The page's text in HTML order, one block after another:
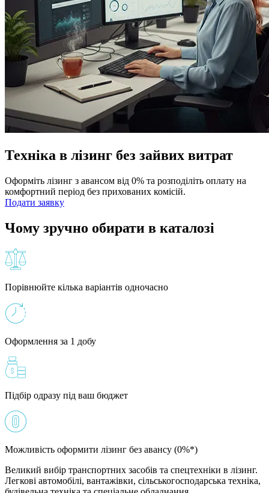
Техніка в лізинг без зайвих витрат
Оформіть лізинг з авансом від 0% та розподіліть оплату на
комфортний період без прихованих комісій.
Подати заявку
Чому зручно обирати в каталозі
Порівнюйте кілька варіантів одночасно
Оформлення за 1 добу
Підбір одразу під ваш бюджет
Можливість оформити лізинг без авансу (0%*)
Великий вибір транспортних засобів та спецтехніки в лізинг.
Легкові автомобілі, вантажівки, сільськогосподарська техніка,